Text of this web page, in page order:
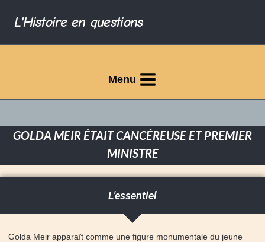
L'Histoire en questions
Menu
GOLDA MEIR ÉTAIT CANCÉREUSE ET PREMIER
MINISTRE
L'essentiel
Golda Meir apparaît comme une figure monumentale du jeune